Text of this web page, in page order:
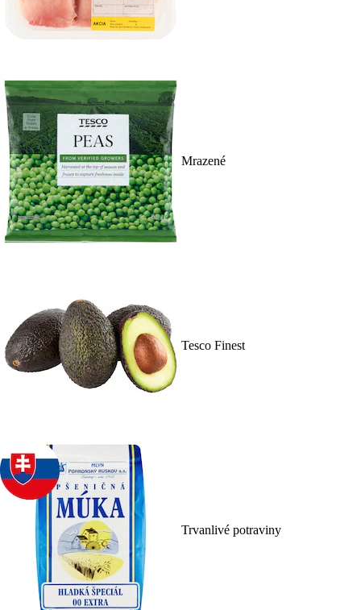
Mrazené
Tesco Finest
Trvanlivé potraviny